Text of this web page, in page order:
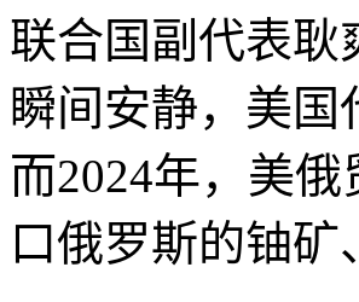
联合国副代表耿
瞬间安静，美
而2024年，美
口俄罗斯的铀